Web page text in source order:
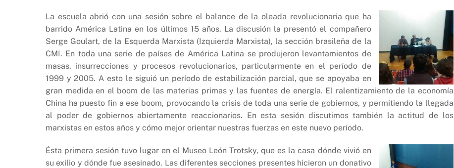
La escuela abrió con una sesión sobre el balance de la oleada revolucionaria que ha
barrido América Latina en los últimos 15 años. La discusión la presentó el compañero
Serge Goulart, de la Esquerda Marxista (Izquierda Marxista), la sección brasileña de la
CMI. En toda una serie de países de América Latina se produjeron levantamientos de
masas, insurrecciones y procesos revolucionarios, particularmente en el período de
1999 y 2005. A esto le siguió un período de estabilización parcial, que se apoyaba en
gran medida en el boom de las materias primas y las fuentes de energía. El ralentizamiento de la economía
China ha puesto fin a ese boom, provocando la crisis de toda una serie de gobiernos, y permitiendo la llegada
al poder de gobiernos abiertamente reaccionarios. En esta sesión discutimos también la actitud de los
marxistas en estos años y cómo mejor orientar nuestras fuerzas en este nuevo período.
Ésta primera sesión tuvo lugar en el Museo León Trotsky, que es la casa dónde vivió en
su exilio y dónde fue asesinado. Las diferentes secciones presentes hicieron un donativo